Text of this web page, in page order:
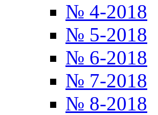
№ 4-2018
№ 5-2018
№ 6-2018
№ 7-2018
№ 8-2018